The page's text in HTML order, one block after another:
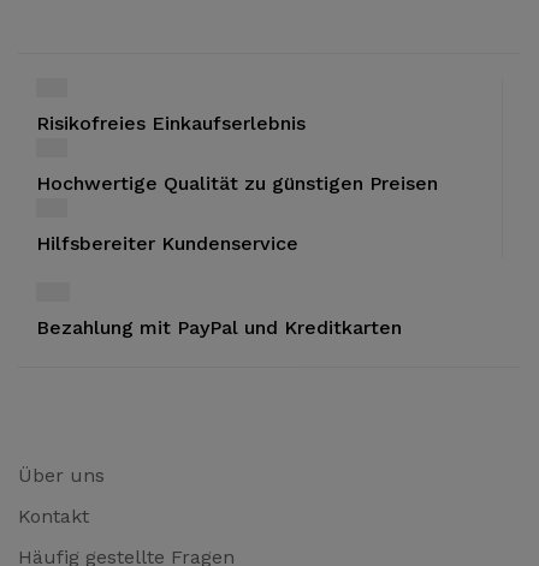
Risikofreies Einkaufserlebnis
Hochwertige Qualität zu günstigen Preisen
Hilfsbereiter Kundenservice
Bezahlung mit PayPal und Kreditkarten
Über uns
Kontakt
Häufig gestellte Fragen